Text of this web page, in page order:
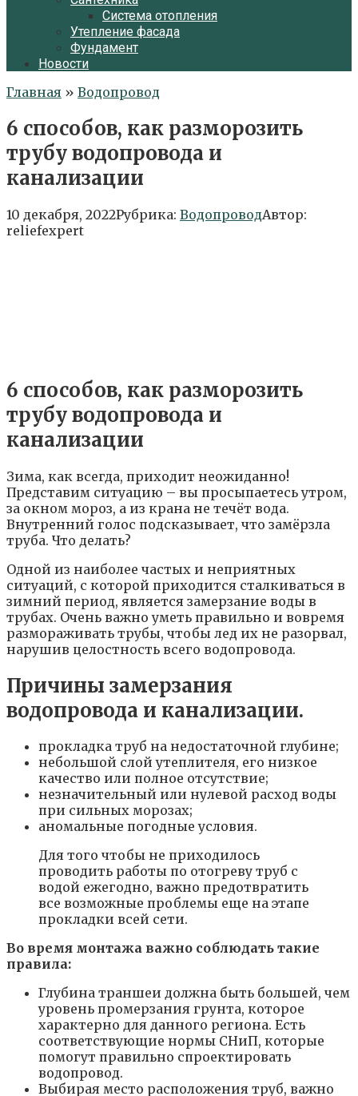
Система отопления
Утепление фасада
Фундамент
Новости
Главная » Водопровод
6 способов, как разморозить
трубу водопровода и
канализации
10 декабря, 2022Рубрика: ВодопроводАвтор:
reliefexpert
6 способов, как разморозить
трубу водопровода и
канализации
Зима, как всегда, приходит неожиданно!
Представим ситуацию – вы просыпаетесь утром,
за окном мороз, а из крана не течёт вода.
Внутренний голос подсказывает, что замёрзла
труба. Что делать?
Одной из наиболее частых и неприятных
ситуаций, с которой приходится сталкиваться в
зимний период, является замерзание воды в
трубах. Очень важно уметь правильно и вовремя
размораживать трубы, чтобы лед их не разорвал,
нарушив целостность всего водопровода.
Причины замерзания
водопровода и канализации.
прокладка труб на недостаточной глубине;
небольшой слой утеплителя, его низкое
качество или полное отсутствие;
незначительный или нулевой расход воды
при сильных морозах;
аномальные погодные условия.
Для того чтобы не приходилось
проводить работы по отогреву труб с
водой ежегодно, важно предотвратить
все возможные проблемы еще на этапе
прокладки всей сети.
Во время монтажа важно соблюдать такие
правила:
Глубина траншеи должна быть большей, чем
уровень промерзания грунта, которое
характерно для данного региона. Есть
соответствующие нормы СНиП, которые
помогут правильно спроектировать
водопровод.
Выбирая место расположения труб, важно